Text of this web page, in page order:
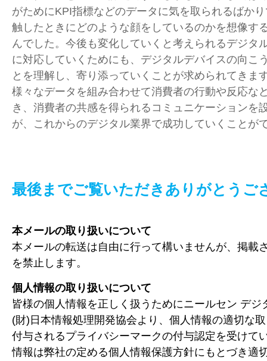
がためにKPI指標などのデータに気を取られるばか
触したときにどのような顔をしているのかを想像す
んでした。今後も変化していくと考えられるデジタ
に対応していくためにも、デジタルデバイスの向こ
とを理解し、寄り添っていくことが求められてきま
様々なデータを組み合わせて消費者の行動や反応な
き、消費者の共感を得られるコミュニケーションを
が、これからのデジタル業界で成功していくことが
最後までご覧いただきありがとうご
本メールの取り扱いについて
本メールの転送は自由に行って構いませんが、掲載
を禁止します。
個人情報の取り扱いについて
皆様の個人情報を正しく扱うためにニールセン デジ
(財)日本情報処理開発協会より、個人情報の適切な
付与されるプライバシーマークの付与認定を受けて
情報は弊社の定める個人情報保護方針にもとづき適